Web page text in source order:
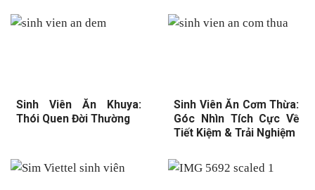
Sinh Viên Ăn Khuya:
Thói Quen Đời Thường
Sinh Viên Ăn Cơm Thừa:
Góc Nhìn Tích Cực Về
Tiết Kiệm & Trải Nghiệm